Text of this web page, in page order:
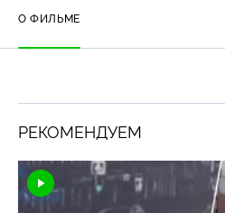
О ФИЛЬМЕ
РЕКОМЕНДУЕМ